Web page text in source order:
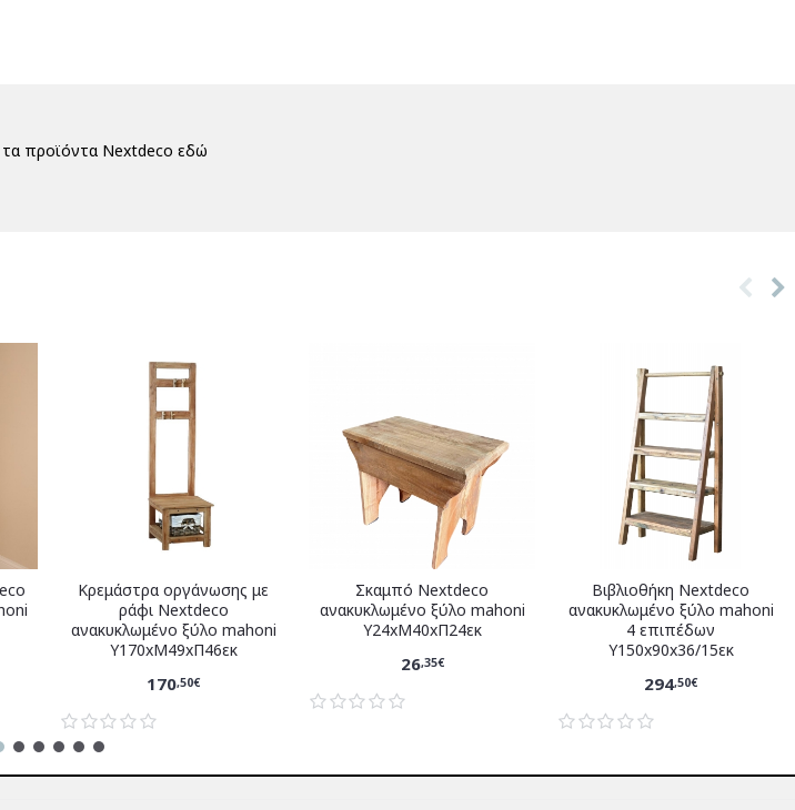
προϊόντα Nextdeco εδώ
Κρεμάστρα οργάνωσης με
ράφι Nextdeco
ανακυκλωμένο ξύλο mahoni
Υ170xM49xΠ46εκ
170,50€
Σκαμπό Nextdeco
ανακυκλωμένο ξύλο mahoni
Υ24xM40xΠ24εκ
26,35€
Βιβλιοθήκη Nextdeco
ανακυκλωμένο ξύλο mahoni
4 επιπέδων
Υ150x90x36/15εκ
294,50€